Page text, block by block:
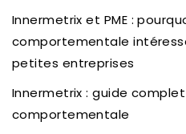
Innermetrix et PME :
comportementale
petites entreprises
Innermetrix : guide
comportementale